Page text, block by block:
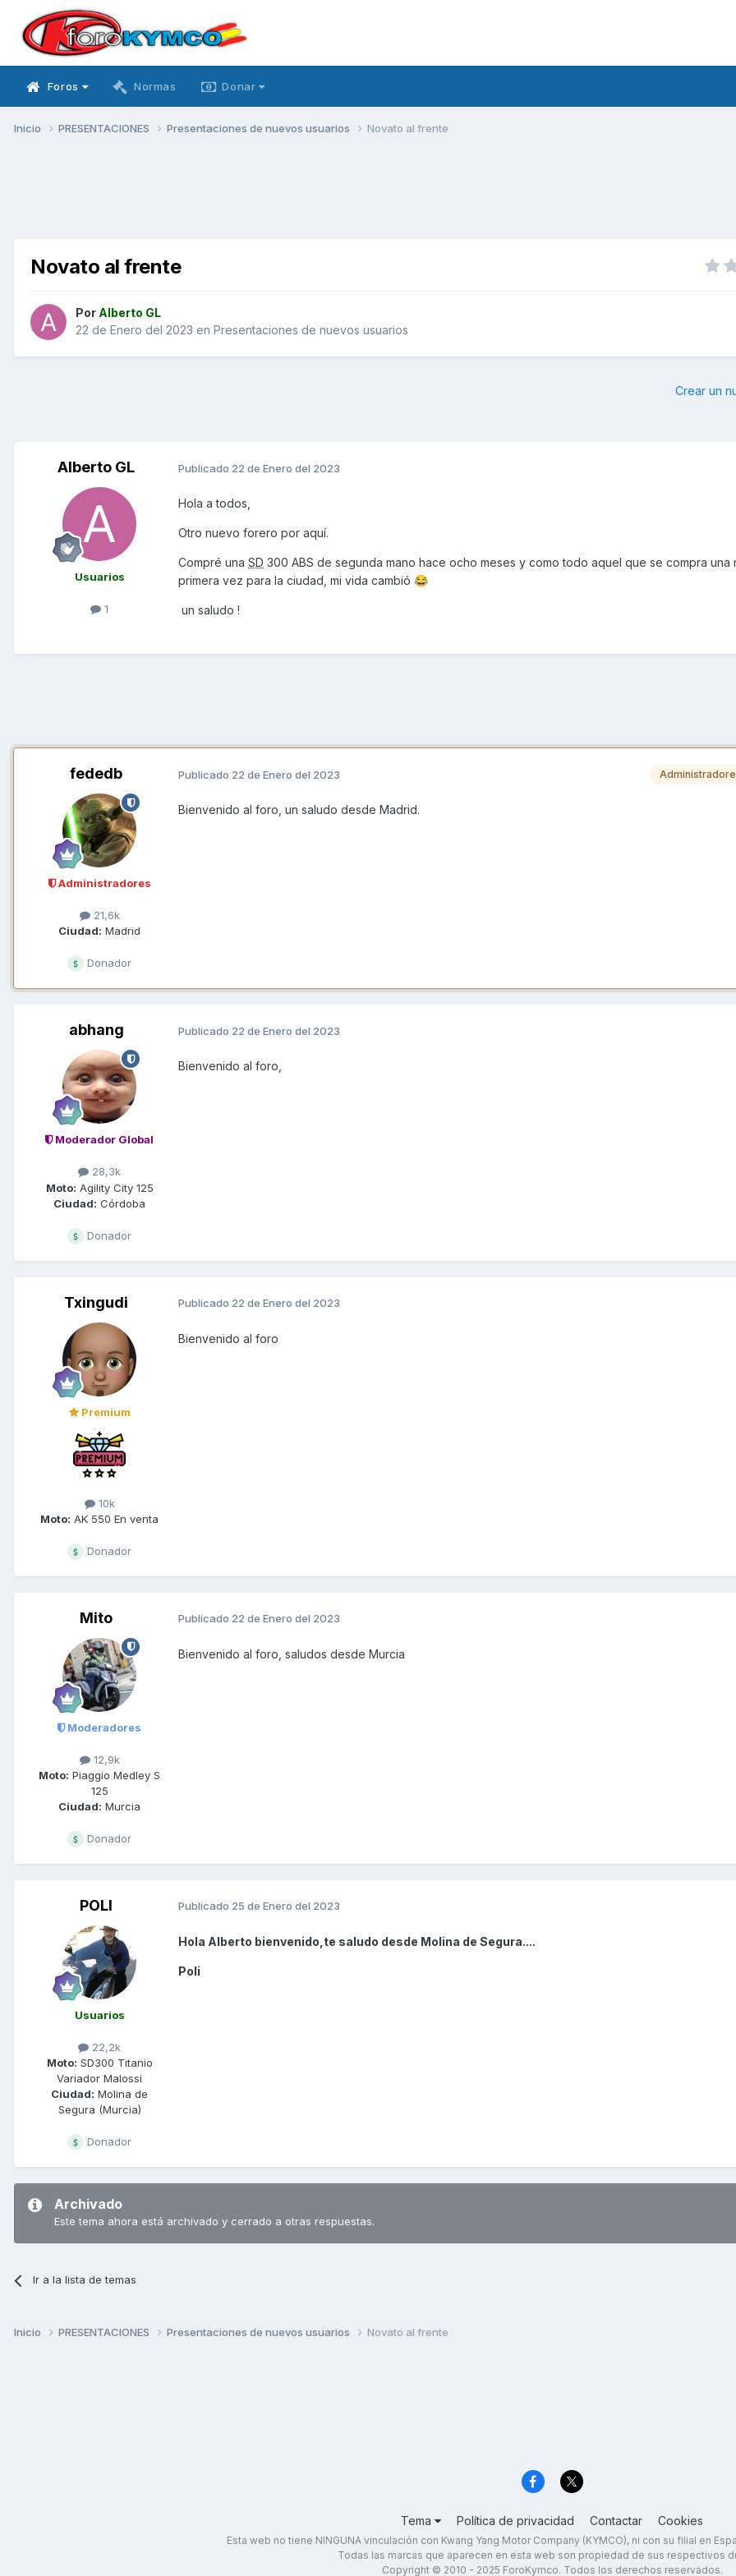
Foros Normas Donar
Inicio PRESENTACIONES Presentaciones de nuevos usuarios Novato al frente
Novato al frente
Por Alberto GL
22 de Enero del 2023 en Presentaciones de nuevos usuarios
Crear un
Alberto GL
Usuarios
1
Publicado 22 de Enero del 2023
Hola a todos,
Otro nuevo forero por aquí.
Compré una SD 300 ABS de segunda mano hace ocho meses y como todo aquel que se compra una
primera vez para la ciudad, mi vida cambió 😂
un saludo !
fededb
Administradores
21,6k
Ciudad: Madrid
Donador
Publicado 22 de Enero del 2023
Bienvenido al foro, un saludo desde Madrid.
abhang
Moderador Global
28,3k
Moto: Agility City 125
Ciudad: Córdoba
Donador
Publicado 22 de Enero del 2023
Bienvenido al foro,
Txingudi
Premium
10k
Moto: AK 550 En venta
Donador
Publicado 22 de Enero del 2023
Bienvenido al foro
Mito
Moderadores
12,9k
Moto: Piaggio Medley S
125
Ciudad: Murcia
Donador
Publicado 22 de Enero del 2023
Bienvenido al foro, saludos desde Murcia
POLI
Usuarios
22,2k
Moto: SD300 Titanio
Variador Malossi
Ciudad: Molina de
Segura (Murcia)
Donador
Publicado 25 de Enero del 2023
Hola Alberto bienvenido,te saludo desde Molina de Segura....
Poli
Archivado
Este tema ahora está archivado y cerrado a otras respuestas.
Ir a la lista de temas
Inicio PRESENTACIONES Presentaciones de nuevos usuarios Novato al frente
Tema Política de privacidad Contactar Cookies
Esta web no tiene NINGUNA vinculación con Kwang Yang Motor Company (KYMCO), ni con su filial en
Todas las marcas que aparecen en esta web son propiedad de sus respectivos
Copyright © 2010 - 2025 ForoKymco. Todos los derechos reservados.